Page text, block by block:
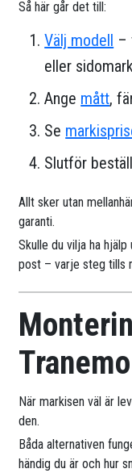
Så här går det till:
Välj modell –
eller
Ange mått,
Se
Slutför
Allt sker utan
garanti.
Skulle du vilja ha
post – varje steg tills
Tranemo
När markisen väl är
den.
Båda alternativen
händig du är och hur